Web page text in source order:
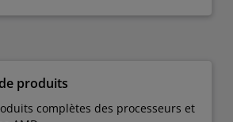
produits
complètes des processeurs et